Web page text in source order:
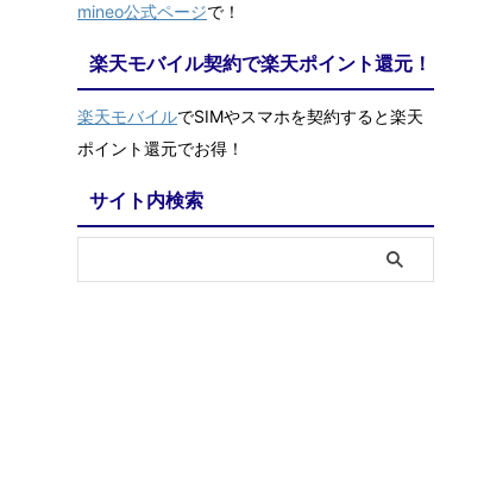
mineo公式ページで！
楽天モバイル契約で楽天ポイント還元！
楽天モバイルでSIMやスマホを契約すると楽天
ポイント還元でお得！
サイト内検索